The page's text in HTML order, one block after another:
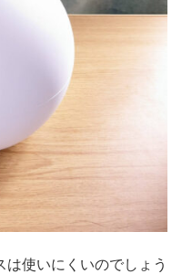
使いにくいのでしょう